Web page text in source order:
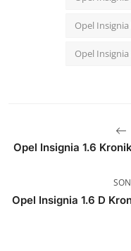
Opel Insignia
Opel Insignia
Opel Insignia 1.6
Opel Insignia 1.6 D